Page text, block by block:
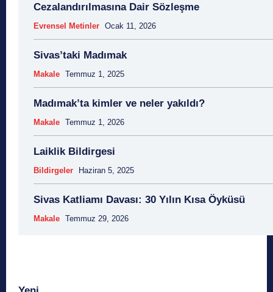
Cezalandırılmasına Dair Sözleşme
Evrensel Metinler Ocak 11, 2026
Sivas’taki Madımak
Makale Temmuz 1, 2025
Madımak’ta kimler ve neler yakıldı?
Makale Temmuz 1, 2026
Laiklik Bildirgesi
Bildirgeler Haziran 5, 2025
Sivas Katliamı Davası: 30 Yılın Kısa Öyküsü
Makale Temmuz 29, 2026